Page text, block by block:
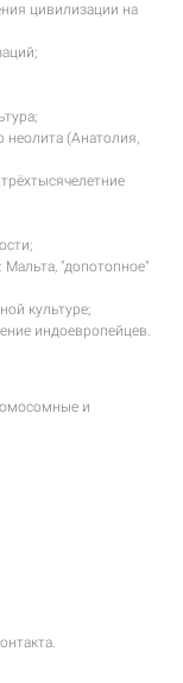
цивилизации на
неолита (Анатолия,
"допотопное"
культуре;
индоевропейцев.
и